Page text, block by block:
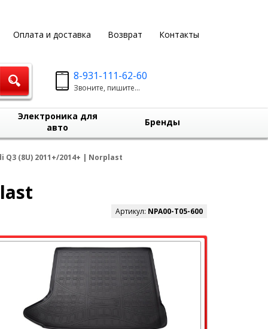
Оплата и доставка Возврат Контакты
8-931-111-62-60
Звоните, пишите...
Электроника для
авто
Бренды
Q3 (8U) 2011+/2014+ | Norplast
Артикул: NPA00-T05-600